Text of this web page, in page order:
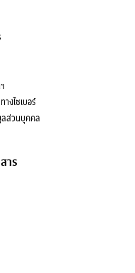
งไซเบอร์
ลส่วนบุคคล
าร